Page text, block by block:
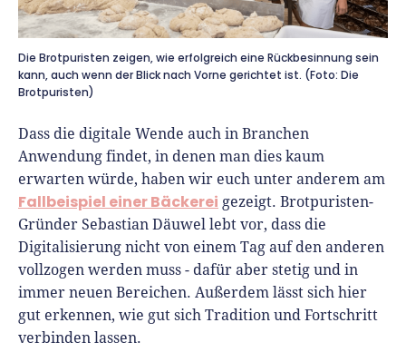
Die Brotpuristen zeigen, wie erfolgreich eine Rückbesinnung sein
kann, auch wenn der Blick nach Vorne gerichtet ist. (Foto: Die
Brotpuristen)
Dass die digitale Wende auch in Branchen
Anwendung findet, in denen man dies kaum
erwarten würde, haben wir euch unter anderem am
Fallbeispiel einer Bäckerei gezeigt. Brotpuristen-
Gründer Sebastian Däuwel lebt vor, dass die
Digitalisierung nicht von einem Tag auf den anderen
vollzogen werden muss - dafür aber stetig und in
immer neuen Bereichen. Außerdem lässt sich hier
gut erkennen, wie gut sich Tradition und Fortschritt
verbinden lassen.